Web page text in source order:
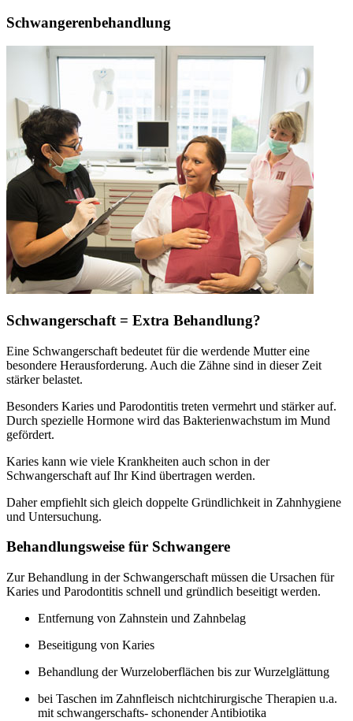
Schwangerenbehandlung
Schwangerschaft = Extra Behandlung?
Eine Schwangerschaft bedeutet für die werdende Mutter eine
besondere Herausforderung. Auch die Zähne sind in dieser Zeit
stärker belastet.
Besonders Karies und Parodontitis treten vermehrt und stärker auf.
Durch spezielle Hormone wird das Bakterienwachstum im Mund
gefördert.
Karies kann wie viele Krankheiten auch schon in der
Schwangerschaft auf Ihr Kind übertragen werden.
Daher empfiehlt sich gleich doppelte Gründlichkeit in Zahnhygiene
und Untersuchung.
Behandlungsweise für Schwangere
Zur Behandlung in der Schwangerschaft müssen die Ursachen für
Karies und Parodontitis schnell und gründlich beseitigt werden.
Entfernung von Zahnstein und Zahnbelag
Beseitigung von Karies
Behandlung der Wurzeloberflächen bis zur Wurzelglättung
bei Taschen im Zahnfleisch nichtchirurgische Therapien u.a.
mit schwangerschafts- schonender Antibiotika